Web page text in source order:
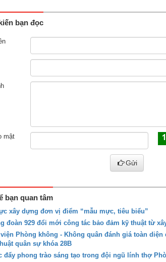
bạn đọc
mật
Gửi
bạn quan tâm
xây dựng đơn vị điểm “mẫu mực, tiêu biểu”
đoàn 929 đổi mới công tác bảo đảm kỹ thuật từ
Phòng không - Không quân đánh giá toàn
quân sự khóa 28B
đẩy phong trào sáng tạo trong đội ngũ lính thợ